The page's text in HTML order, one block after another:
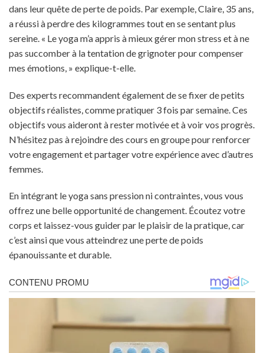
dans leur quête de perte de poids. Par exemple, Claire, 35 ans,
a réussi à perdre des kilogrammes tout en se sentant plus
sereine. « Le yoga m’a appris à mieux gérer mon stress et à ne
pas succomber à la tentation de grignoter pour compenser
mes émotions, » explique-t-elle.
Des experts recommandent également de se fixer de petits
objectifs réalistes, comme pratiquer 3 fois par semaine. Ces
objectifs vous aideront à rester motivée et à voir vos progrès.
N’hésitez pas à rejoindre des cours en groupe pour renforcer
votre engagement et partager votre expérience avec d’autres
femmes.
En intégrant le yoga sans pression ni contraintes, vous vous
offrez une belle opportunité de changement. Écoutez votre
corps et laissez-vous guider par le plaisir de la pratique, car
c’est ainsi que vous atteindrez une perte de poids
épanouissante et durable.